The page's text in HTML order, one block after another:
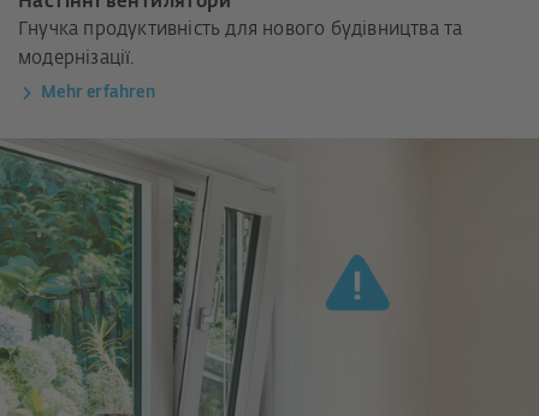
Гнучка продуктивність для нового будівництва та
модернізації.
Mehr erfahren